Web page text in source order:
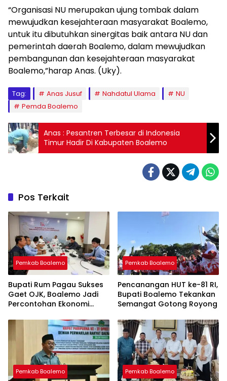
“Organisasi NU merupakan ujung tombak dalam
mewujudkan kesejahteraan masyarakat Boalemo,
untuk itu dibutuhkan sinergitas baik antara NU dan
pemerintah daerah Boalemo, dalam mewujudkan
pembangunan dan kesejahteraan masyarakat
Boalemo,”harap Anas. (Uky).
Tag: Anas Jusuf Nahdatul Ulama
NU
Pemda Boalemo
Anas : Pesantren Terbesar di Indonesia
Timur Hadir Di Kabupaten Boalemo
Pos Terkait
Pemkab Boalemo
Bupati Rum Pagau Sukses
Gaet OJK, Boalemo Jadi
Percontohan Ekonomi
Pemkab Boalemo
Pencanangan HUT ke-81 RI,
Bupati Boalemo Tekankan
Semangat Gotong Royong
Pemkab Boalemo Pemkab Boalemo